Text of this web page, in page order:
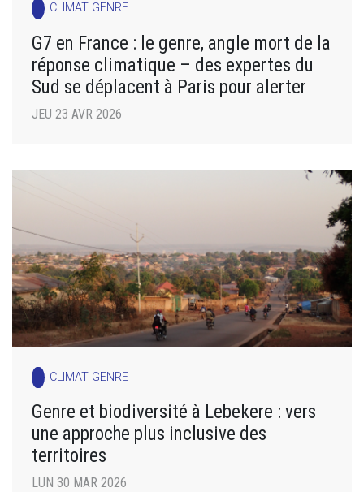
CLIMAT GENRE
G7 en France : le genre, angle mort de la
réponse climatique – des expertes du
Sud se déplacent à Paris pour alerter
JEU 23 AVR 2026
CLIMAT GENRE
Genre et biodiversité à Lebekere : vers
une approche plus inclusive des
territoires
LUN 30 MAR 2026